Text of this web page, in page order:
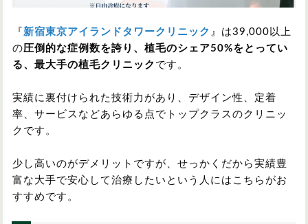
『 新宿東京アイランドタワークリニック 』は39,000以上
の圧倒的な症例数を誇り、植毛のシェア50%をとってい
る、最大手の植毛クリニック です。
実績に裏付けられた技術力があり、デザイン性、定着
率、サービスなどあらゆる点でトップクラスのクリニッ
クです。
少し高いのがデメリットですが、せっかくだから実績豊
富な大手で安心して治療したいという人にはこちらがお
すすめです。